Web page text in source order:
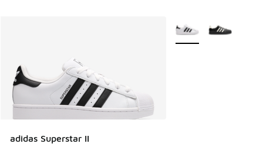
adidas Superstar II
Plus de couleurs